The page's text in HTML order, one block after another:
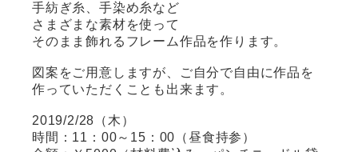
手紡ぎ糸、手染め糸など
さまざまな素材を使って
そのまま飾れるフレーム作品を作ります。
図案をご用意しますが、ご自分で自由に作品を
作っていただくことも出来ます。
2019/2/28（木）
時間：11：00～15：00（昼食持参）